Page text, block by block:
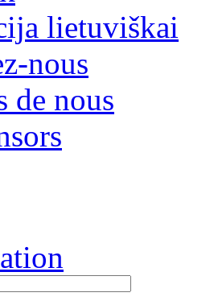
lietuviškai
nous
de nous